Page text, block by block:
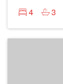
4
3